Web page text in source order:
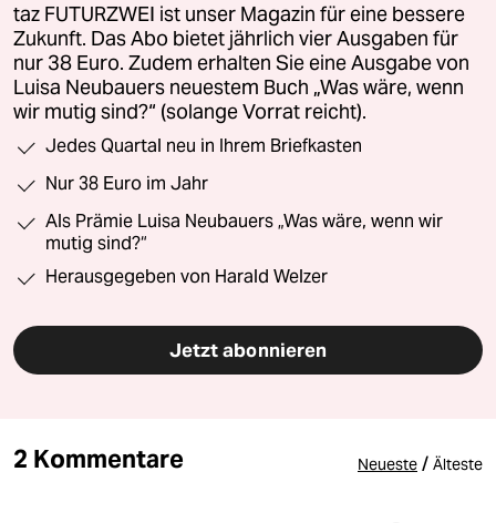
taz FUTURZWEI ist unser Magazin für eine bessere
Zukunft. Das Abo bietet jährlich vier Ausgaben für
nur 38 Euro. Zudem erhalten Sie eine Ausgabe von
Luisa Neubauers neuestem Buch „Was wäre, wenn
wir mutig sind?“ (solange Vorrat reicht).
Jedes Quartal neu in Ihrem Briefkasten
Nur 38 Euro im Jahr
Als Prämie Luisa Neubauers „Was wäre, wenn wir
mutig sind?“
Herausgegeben von Harald Welzer
Jetzt abonnieren
2 Kommentare Neueste / Älteste